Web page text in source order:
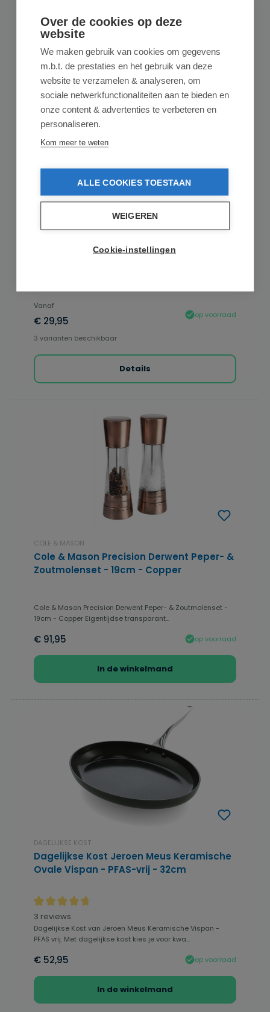
Gerelateerde producten
Dagelijkse Kost Jeroen Meus Sahan met
Vanaf
€ 29,95
op voorraad
3 varianten beschikbaar
Details
COLE & MASON
Cole & Mason Precision Derwent Peper- &
Zoutmolenset - 19cm - Copper
Cole & Mason Precision Derwent Peper- & Zoutmolenset -
19cm - Copper Eigentijdse transparant...
€ 91,95 op voorraad
In de winkelmand
DAGELIJKSE KOST
Dagelijkse Kost Jeroen Meus Keramische
Ovale Vispan - PFAS-vrij - 32cm
Gemiddelde waardering van 4.83 van 5 sterren
3 reviews
Dagelijkse Kost van Jeroen Meus Keramische Vispan -
PFAS vrij. Met dagelijkse kost kies je voor kwa...
€ 52,95 op voorraad
In de winkelmand
Over de cookies op deze
website
We maken gebruik van cookies om gegevens
m.b.t. de prestaties en het gebruik van deze
website te verzamelen & analyseren, om
sociale netwerkfunctionaliteiten aan te bieden en
onze content & advertenties te verbeteren en
personaliseren.
Kom meer te weten
ALLE COOKIES TOESTAAN
WEIGEREN
Cookie-instellingen